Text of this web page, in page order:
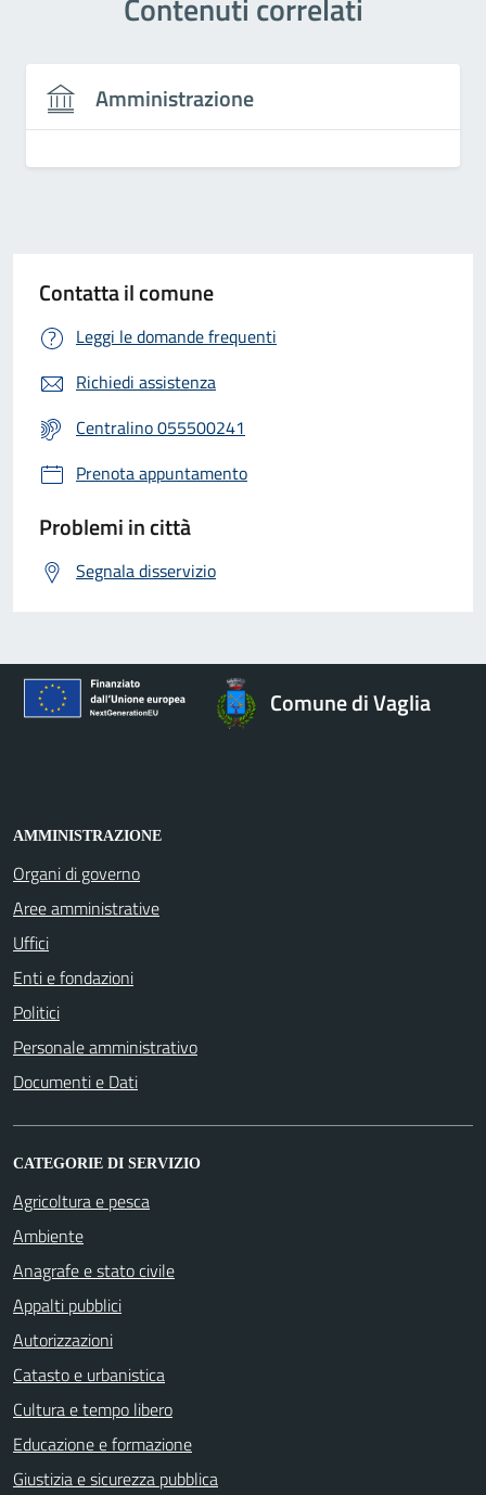
Amministrazione
Contatta il comune
Leggi le domande frequenti
Richiedi assistenza
Centralino 055500241
Prenota appuntamento
Problemi in città
Segnala disservizio
Comune di Vaglia
AMMINISTRAZIONE
Organi di governo
Aree amministrative
Uffici
Enti e fondazioni
Politici
Personale amministrativo
Documenti e Dati
CATEGORIE DI SERVIZIO
Agricoltura e pesca
Ambiente
Anagrafe e stato civile
Appalti pubblici
Autorizzazioni
Catasto e urbanistica
Cultura e tempo libero
Educazione e formazione
Giustizia e sicurezza pubblica